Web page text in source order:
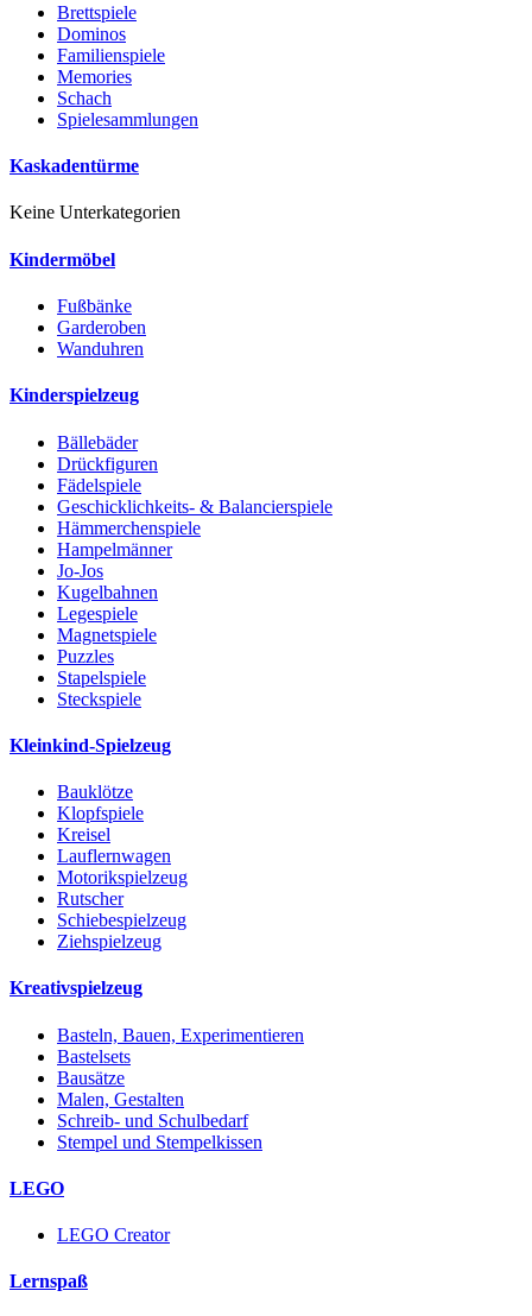
Brettspiele
Dominos
Familienspiele
Memories
Schach
Spielesammlungen
Kaskadentürme
Keine Unterkategorien
Kindermöbel
Fußbänke
Garderoben
Wanduhren
Kinderspielzeug
Bällebäder
Drückfiguren
Fädelspiele
Geschicklichkeits- & Balancierspiele
Hämmerchenspiele
Hampelmänner
Jo-Jos
Kugelbahnen
Legespiele
Magnetspiele
Puzzles
Stapelspiele
Steckspiele
Kleinkind-Spielzeug
Bauklötze
Klopfspiele
Kreisel
Lauflernwagen
Motorikspielzeug
Rutscher
Schiebespielzeug
Ziehspielzeug
Kreativspielzeug
Basteln, Bauen, Experimentieren
Bastelsets
Bausätze
Malen, Gestalten
Schreib- und Schulbedarf
Stempel und Stempelkissen
LEGO
LEGO Creator
Lernspaß